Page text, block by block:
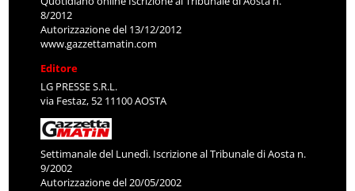
8/2012
Autorizzazione del 13/12/2012
www.gazzettamatin.com
Editore
LG PRESSE S.R.L.
via Festaz, 52 11100 AOSTA
Settimanale del Lunedì. Iscrizione al Tribunale di Aosta n.
9/2002
Autorizzazione del 20/05/2002